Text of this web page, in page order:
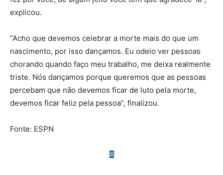
explicou.
“Acho que devemos celebrar a morte mais do que um
nascimento, por isso dançamos. Eu odeio ver pessoas
chorando quando faço meu trabalho, me deixa realmente
triste. Nós dançamos porque queremos que as pessoas
percebam que não devemos ficar de luto pela morte,
devemos ficar feliz pela pessoa”, finalizou.
Fonte: ESPN